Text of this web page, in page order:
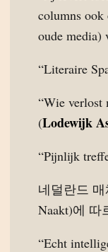
columns ook
oude media)
“Literaire
“Wie verlost
(Lodewijk
“Pijnlijk
네덜란드
Naakt)에 따
“Echt